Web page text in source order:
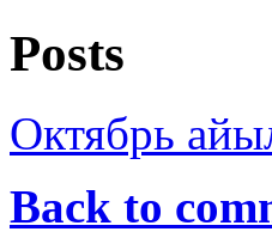
Posts
Октябрь
Back to